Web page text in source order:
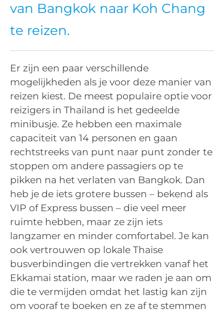
van Bangkok naar Koh Chang
te reizen.
Er zijn een paar verschillende
mogelijkheden als je voor deze manier van
reizen kiest. De meest populaire optie voor
reizigers in Thailand is het gedeelde
minibusje. Ze hebben een maximale
capaciteit van 14 personen en gaan
rechtstreeks van punt naar punt zonder te
stoppen om andere passagiers op te
pikken na het verlaten van Bangkok. Dan
heb je de iets grotere bussen – bekend als
VIP of Express bussen – die veel meer
ruimte hebben, maar ze zijn iets
langzamer en minder comfortabel. Je kan
ook vertrouwen op lokale Thaise
busverbindingen die vertrekken vanaf het
Ekkamai station, maar we raden je aan om
die te vermijden omdat het lastig kan zijn
om vooraf te boeken en ze af te stemmen